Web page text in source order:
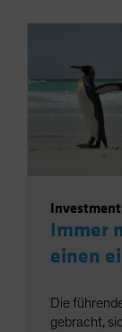
Investment
Immer
einen
Die
gebracht,